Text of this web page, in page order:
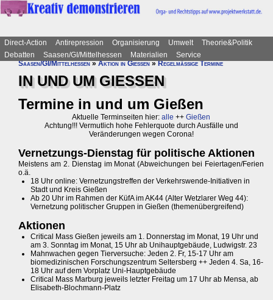
Direct-Action Antirepression Organisierung Umwelt
Theorie&Politik
Debatten
Saasen/GI/Mittelhessen Materialien
Service
Saasen/GI/Mittelhessen»Aktion in Gießen»Regelmäßige Termine
IN UND UM GIESSEN
Termine in und um Gießen
Aktuelle Terminseiten hier:alle ++Gießen
Achtung!!! Vermutlich hohe Fehlerquote durch Ausfälle und
Veränderungen wegen Corona!
Vernetzungs-Dienstag für politische Aktionen
Meistens am 2. Dienstag im Monat (Abweichungen bei Feiertagen/Ferien
o.ä.
18 Uhr online: Vernetzungstreffen der Verkehrswende-Initiativen in
Stadt und Kreis Gießen
Ab 20 Uhr im Rahmen der KüfA im AK44 (Alter Wetzlarer Weg 44):
Vernetzung politischer Gruppen in Gießen (themenübergreifend)
Aktionen
Critical Mass Gießen jeweils am 1. Donnerstag im Monat, 19 Uhr und
am 3. Sonntag im Monat, 15 Uhr ab Unihauptgebäude, Ludwigstr. 23
Mahnwachen gegen Tierversuche: Jeden 2. Fr, 15-17 Uhr am
biomedizinischen Forschungszentrum Seltersberg ++ Jeden 4. Sa, 16-
18 Uhr auf dem Vorplatz Uni-Hauptgebäude
Critical Mass Marburg jeweils letzter Freitag um 17 Uhr ab Mensa, ab
Elisabeth-Blochmann-Platz